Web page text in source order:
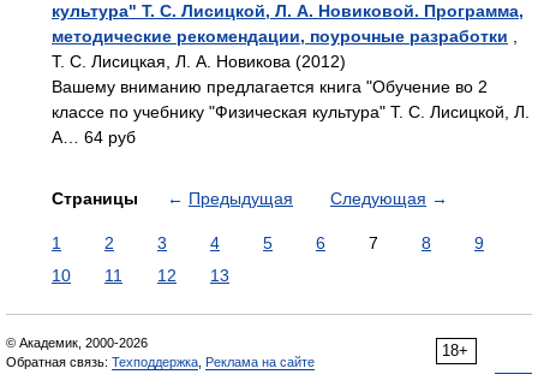
культура" Т. С. Лисицкой, Л. А. Новиковой. Программа,
методические рекомендации, поурочные разработки
Т. С. Лисицкая, Л. А. Новикова (2012)
Вашему вниманию предлагается книга "Обучение во 2
классе по учебнику "Физическая культура" Т. С. Лисицкой, Л.
А… 64 руб
Страницы ← Предыдущая Следующая →
1 2 3 4 5 6 7 8
9
10
11 12 13
18+
© Академик, 2000-2026
Обратная связь: Техподдержка Реклама на сайте